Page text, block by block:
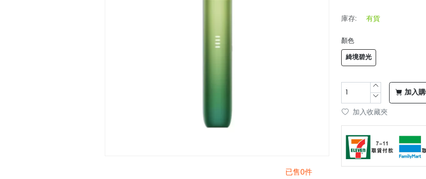
已售0件
庫存: 有貨
顏色
綺境碧光
加入
加入收藏夾